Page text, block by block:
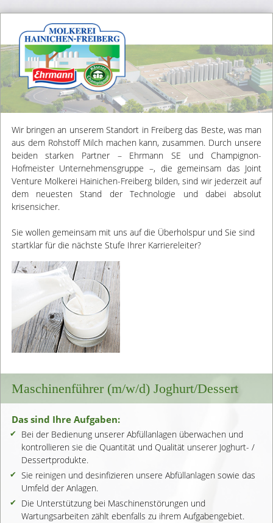
Wir bringen an unserem Standort in Freiberg das Beste, was man
aus dem Rohstoff Milch machen kann, zusammen. Durch unsere
beiden starken Partner – Ehrmann SE und Champignon-
Hofmeister Unternehmensgruppe –, die gemeinsam das Joint
Venture Molkerei Hainichen-Freiberg bilden, sind wir jederzeit auf
dem neuesten Stand der Technologie und dabei absolut
krisensicher.
Sie wollen gemeinsam mit uns auf die Überholspur und Sie sind
startklar für die nächste Stufe Ihrer Karriereleiter?
Maschinenführer (m/w/d) Joghurt/Dessert
Das sind Ihre Aufgaben:
Bei der Bedienung unserer Abfüllanlagen über­wachen und
kontrollieren sie die Quantität und Qualität unserer Joghurt- /
Dessertprodukte.
Sie reinigen und desinfizieren unsere Abfüllanlagen sowie das
Umfeld der Anlagen.
Die Unterstützung bei Maschinenstörungen und
Wartungsarbeiten zählt ebenfalls zu ihrem Aufgabengebiet.